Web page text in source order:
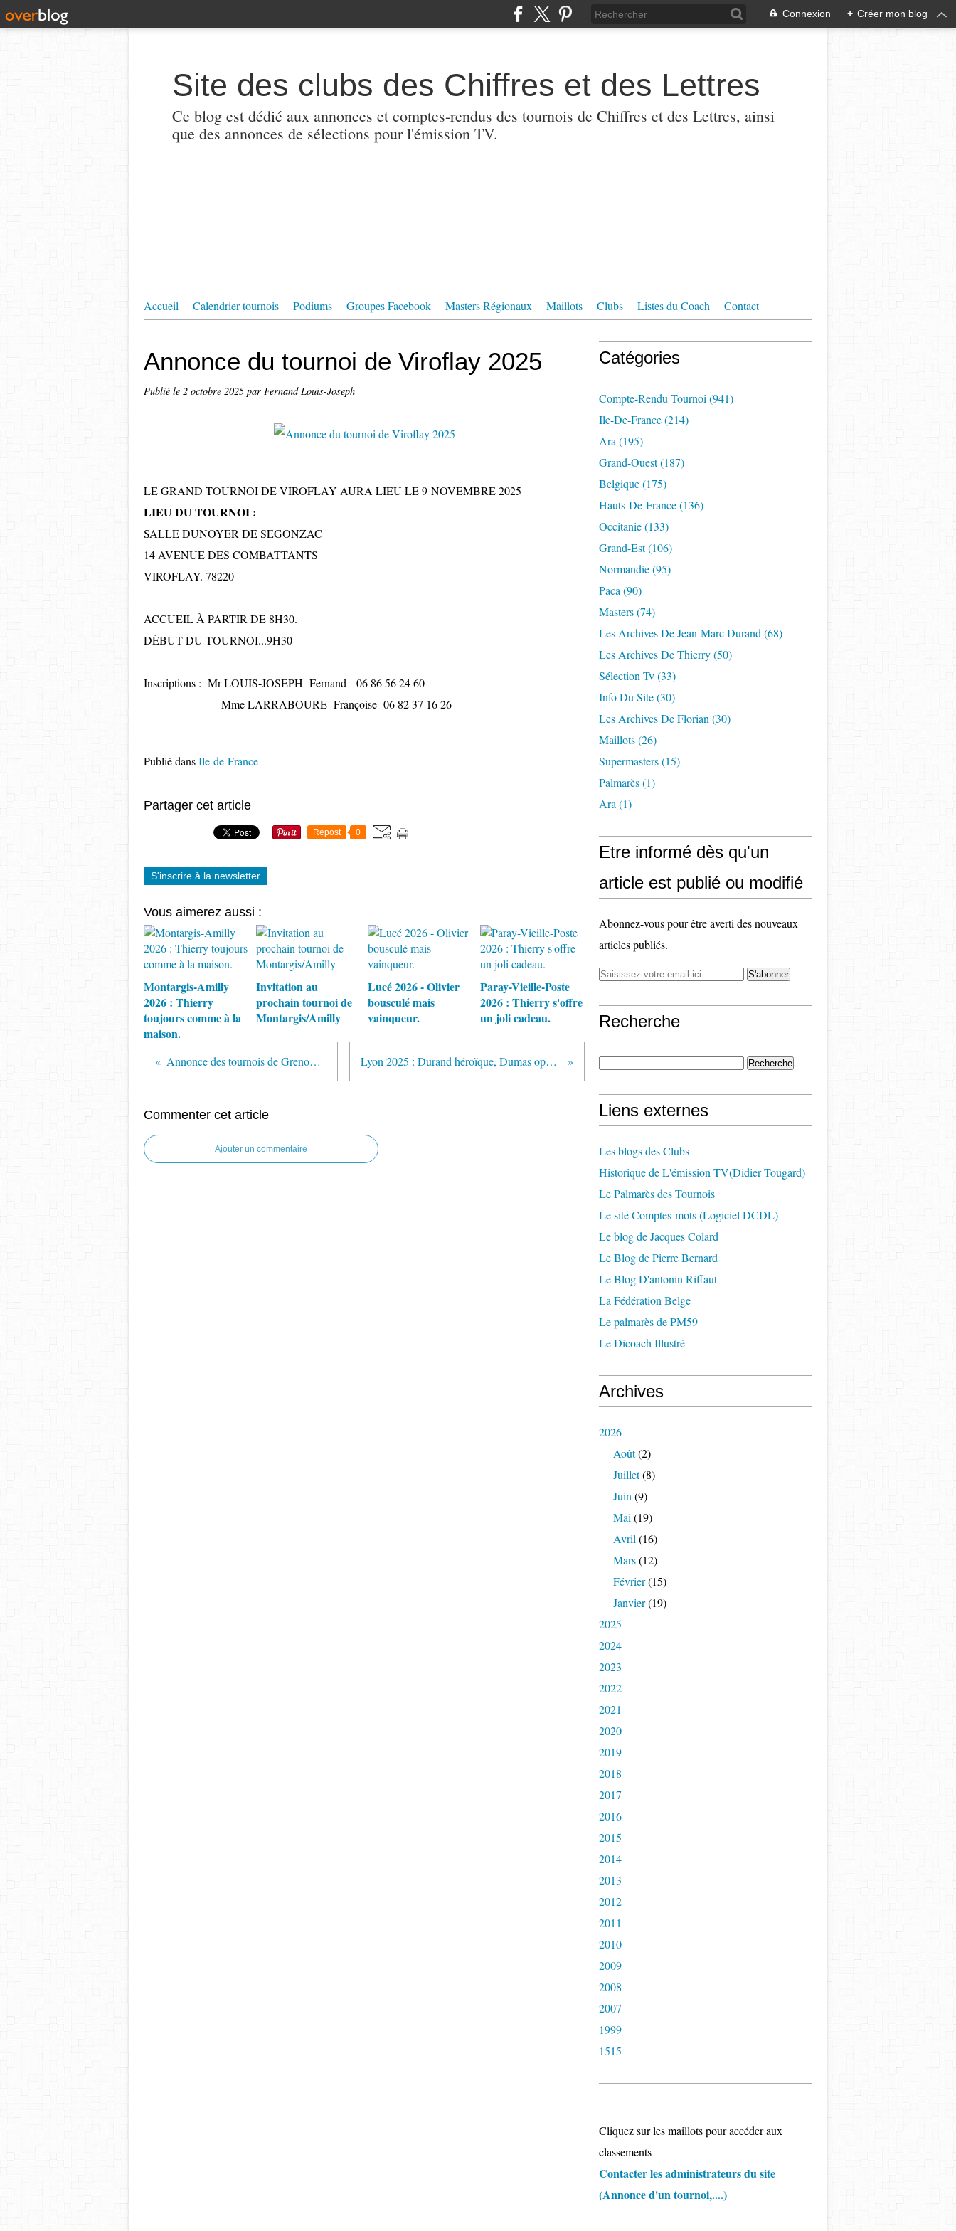
Connexion + Créer mon blog
Site des clubs des Chiffres et des Lettres
Ce blog est dédié aux annonces et comptes-rendus des tournois de Chiffres et des Lettres, ainsi
que des annonces de sélections pour l'émission TV.
Accueil Calendrier tournois Podiums Groupes Facebook Masters Régionaux Maillots Clubs Listes du Coach Contact
Annonce du tournoi de Viroflay 2025
Publié le 2 octobre 2025 par Fernand Louis-Joseph
LE GRAND TOURNOI DE VIROFLAY AURA LIEU LE 9 NOVEMBRE 2025
LIEU DU TOURNOI :
SALLE DUNOYER DE SEGONZAC
14 AVENUE DES COMBATTANTS
VIROFLAY. 78220
ACCUEIL À PARTIR DE 8H30.
DÉBUT DU TOURNOI...9H30
Inscriptions : Mr LOUIS-JOSEPH Fernand 06 86 56 24 60
Mme LARRABOURE Françoise 06 82 37 16 26
Publié dansIle-de-France
Partager cet article
Repost 0
S'inscrire à la newsletter
Vous aimerez aussi :
Montargis-Amilly
2026 : Thierry
toujours comme à la
maison.
Invitation au
prochain tournoi de
Montargis/Amilly
Lucé 2026 - Olivier
bousculé mais
vainqueur.
Paray-Vieille-Poste
2026 : Thierry s'offre
un joli cadeau.
Annonce des tournois de Grenoble 2025 Lyon 2025 : Durand héroïque, Dumas opportuniste
Commenter cet article
Ajouter un commentaire
Catégories
Compte-Rendu Tournoi (941)
Ile-De-France(214)
Ara (195)
Grand-Ouest(187)
Belgique(175)
Hauts-De-France(136)
Occitanie(133)
Grand-Est(106)
Normandie(95)
Paca (90)
Masters(74)
Les Archives De Jean-Marc Durand (68)
Les Archives De Thierry(50)
Sélection Tv(33)
Info Du Site(30)
Les Archives De Florian (30)
Maillots(26)
Supermasters(15)
Palmarès(1)
Ara (1)
Etre informé dès qu'un
article est publié ou modifié
Abonnez-vous pour être averti des nouveaux
articles publiés.
Recherche
Liens externes
Les blogs des Clubs
Historique de L'émission TV(Didier Tougard)
Le Palmarès des Tournois
Le site Comptes-mots (Logiciel DCDL)
Le blog de Jacques Colard
Le Blog de Pierre Bernard
Le Blog D'antonin Riffaut
La Fédération Belge
Le palmarès de PM59
Le Dicoach Illustré
Archives
2026
Août(2)
Juillet(8)
Juin (9)
Mai (19)
Avril (16)
Mars(12)
Février(15)
Janvier(19)
2025
2024
2023
2022
2021
2020
2019
2018
2017
2016
2015
2014
2013
2012
2011
2010
2009
2008
2007
1999
1515
Cliquez sur les maillots pour accéder aux
classements
Contacter les administrateurs du site
(Annonce d'un tournoi,....)